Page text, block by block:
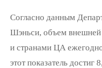
Согласно данным
Шэньси, объем
и странами ЦА
этот показатель